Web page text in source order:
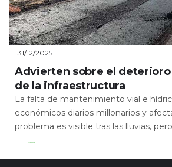
31/12/2025
Advierten sobre el
de la infraestructura
La falta de mantenimiento vial e
económicos diarios millonarios y
problema es visible tras las lluvias,
Leer Más